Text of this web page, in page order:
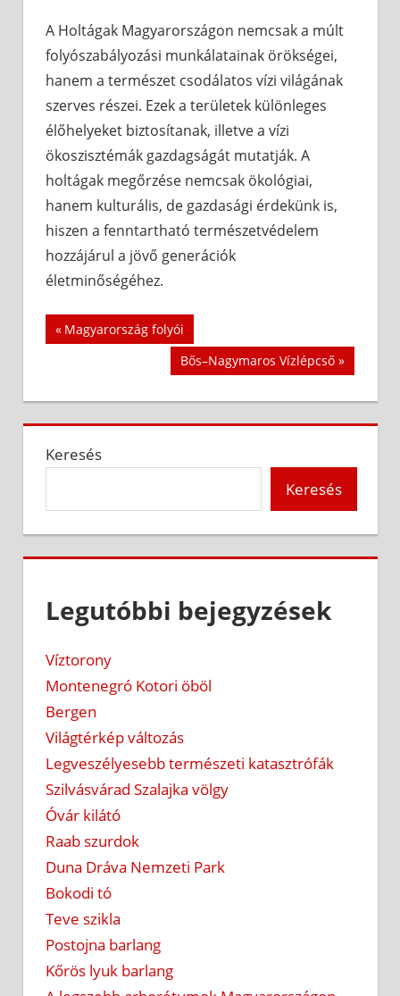
A Holtágak Magyarországon nemcsak a múlt
folyószabályozási munkálatainak örökségei,
hanem a természet csodálatos vízi világának
szerves részei. Ezek a területek különleges
élőhelyeket biztosítanak, illetve a vízi
ökoszisztémák gazdagságát mutatják. A
holtágak megőrzése nemcsak ökológiai,
hanem kulturális, de gazdasági érdekünk is,
hiszen a fenntartható természetvédelem
hozzájárul a jövő generációk
életminőségéhez.
Bejegyzés
Previous
Post:
Magyarország folyói
Next
Post:
Bős–Nagymaros Vízlépcső
Keresés
Keresés
Legutóbbi bejegyzések
Víztorony
Montenegró Kotori öböl
Bergen
Világtérkép változás
Legveszélyesebb természeti katasztrófák
Szilvásvárad Szalajka völgy
Óvár kilátó
Raab szurdok
Duna Dráva Nemzeti Park
Bokodi tó
Teve szikla
Postojna barlang
Kőrös lyuk barlang